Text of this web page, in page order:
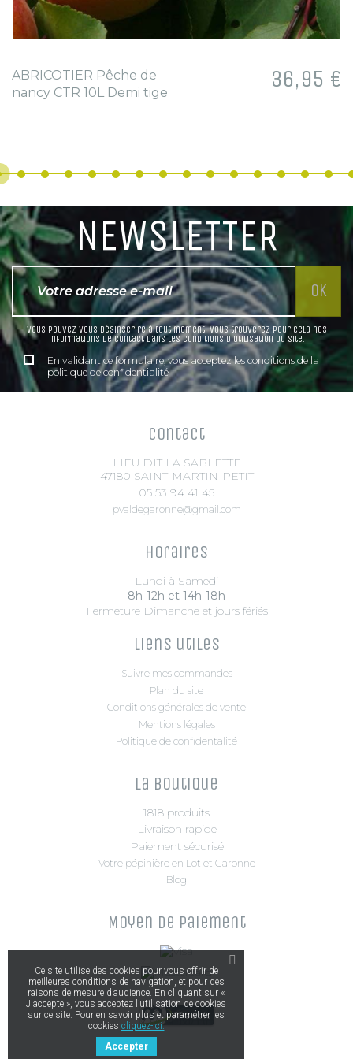
ABRICOTIER Pêche de
nancy CTR 10L Demi tige
Prix
36,95 €
NEWSLETTER
Vous pouvez vous désinscrire à tout moment. Vous trouverez pour cela nos
informations de contact dans les conditions d'utilisation du site.
En validant ce formulaire, vous acceptez les conditions de la
politique de confidentialité
Contact
LIEU DIT LA SABLETTE
47180 SAINT-MARTIN-PETIT
05 53 94 41 45
pvaldegaronne@gmail.com
Horaires
Lundi à Samedi
8h-12h et 14h-18h
Fermeture Dimanche et jours fériés
Liens utiles
Suivre mes commandes
Plan du site
Conditions générales de vente
Mentions légales
Politique de confidentalité
La boutique
1818 produits
Livraison rapide
Paiement sécurisé
Votre pépinière en Lot et Garonne
Blog
Moyen de paiement
Ce site utilise des cookies pour vous offrir de
meilleures conditions de navigation, et pour des
raisons de mesure d’audience. En cliquant sur «
J'accepte », vous acceptez l’utilisation de cookies
sur ce site. Pour en savoir plus et paramétrer les
cookies cliquez-ici.
Accepter